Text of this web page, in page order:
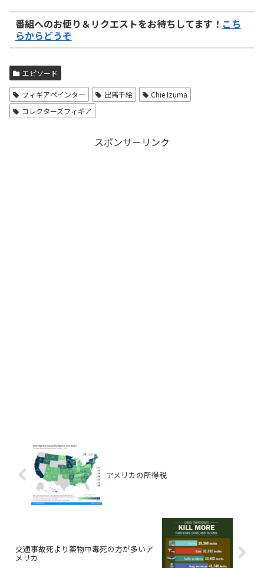
番組へのお便り＆リクエストをお待ちしてます！ こち
らからどうぞ
エピソード
フィギアペインター 出馬千絵
Chie Izuma
コレクターズフィギア
スポンサーリンク
アメリカの所得税
交通事故死より薬物中毒死の方が多いア
メリカ